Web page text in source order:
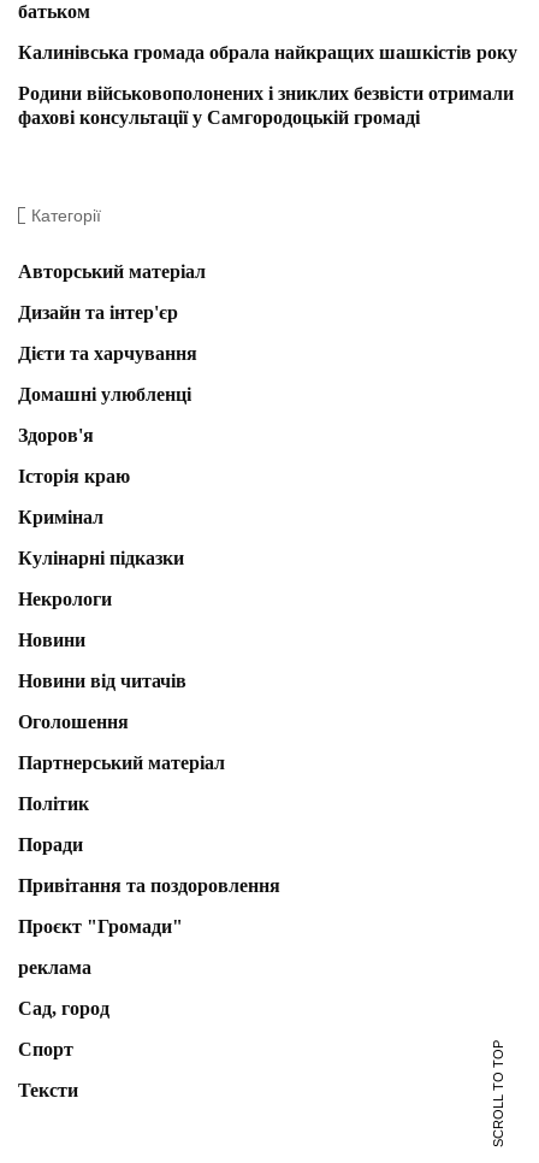
батьком
Калинівська громада обрала найкращих шашкістів року
Родини військовополонених і зниклих безвісти отримали
фахові консультації у Самгородоцькій громаді
Категорії
Авторський матеріал
Дизайн та інтер'єр
Дієти та харчування
Домашні улюбленці
Здоров'я
Історія краю
Кримінал
Кулінарні підказки
Некрологи
Новини
Новини від читачів
Оголошення
Партнерський матеріал
Політик
Поради
Привітання та поздоровлення
Проєкт "Громади"
реклама
Сад, город
Спорт
Тексти
SCROLL TO TOP